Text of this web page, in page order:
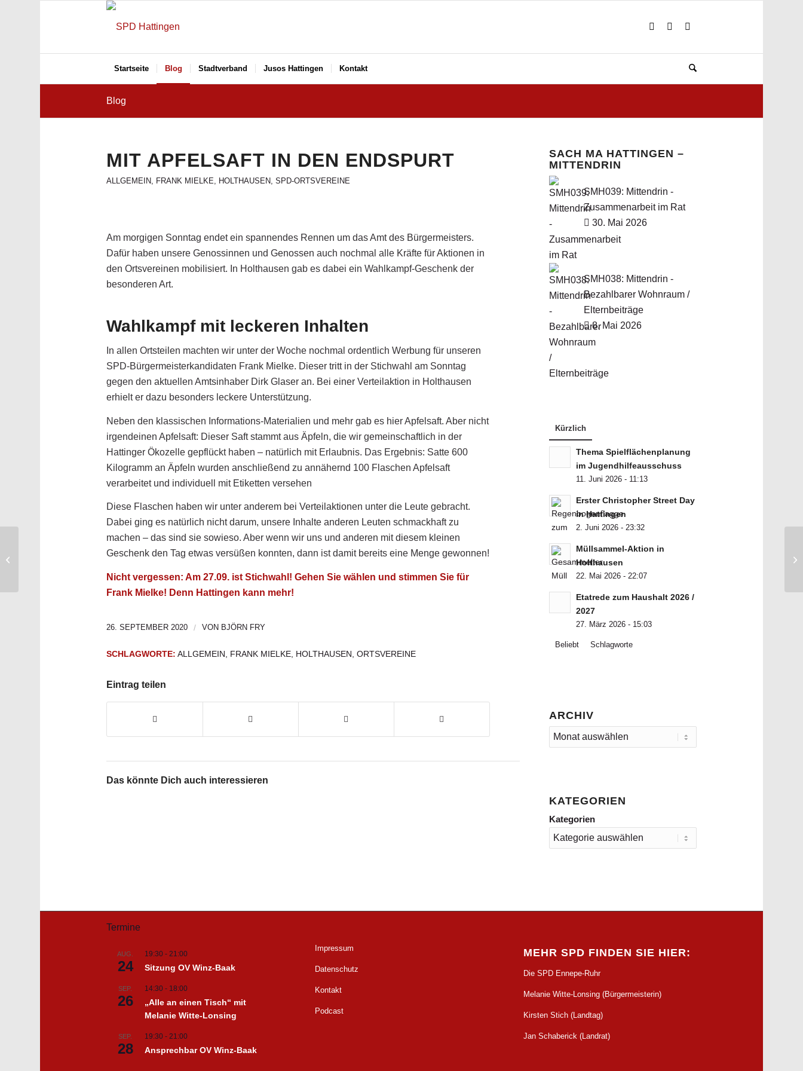
Startseite Blog Stadtverband Jusos Hattingen Kontakt
Blog
MIT APFELSAFT IN DEN ENDSPURT
ALLGEMEIN, FRANK MIELKE, HOLTHAUSEN, SPD-ORTSVEREINE
Am morgigen Sonntag endet ein spannendes Rennen um das Amt des Bürgermeisters.
Dafür haben unsere Genossinnen und Genossen auch nochmal alle Kräfte für Aktionen in
den Ortsvereinen mobilisiert. In Holthausen gab es dabei ein Wahlkampf-Geschenk der
besonderen Art.
Wahlkampf mit leckeren Inhalten
In allen Ortsteilen machten wir unter der Woche nochmal ordentlich Werbung für unseren
SPD-Bürgermeisterkandidaten Frank Mielke. Dieser tritt in der Stichwahl am Sonntag
gegen den aktuellen Amtsinhaber Dirk Glaser an. Bei einer Verteilaktion in Holthausen
erhielt er dazu besonders leckere Unterstützung.
Neben den klassischen Informations-Materialien und mehr gab es hier Apfelsaft. Aber nicht
irgendeinen Apfelsaft: Dieser Saft stammt aus Äpfeln, die wir gemeinschaftlich in der
Hattinger Ökozelle gepflückt haben – natürlich mit Erlaubnis. Das Ergebnis: Satte 600
Kilogramm an Äpfeln wurden anschließend zu annähernd 100 Flaschen Apfelsaft
verarbeitet und individuell mit Etiketten versehen
Diese Flaschen haben wir unter anderem bei Verteilaktionen unter die Leute gebracht.
Dabei ging es natürlich nicht darum, unsere Inhalte anderen Leuten schmackhaft zu
machen – das sind sie sowieso. Aber wenn wir uns und anderen mit diesem kleinen
Geschenk den Tag etwas versüßen konnten, dann ist damit bereits eine Menge gewonnen!
Nicht vergessen: Am 27.09. ist Stichwahl! Gehen Sie wählen und stimmen Sie für
Frank Mielke! Denn Hattingen kann mehr!
26. SEPTEMBER 2020 / VON BJÖRN FRY
SCHLAGWORTE: ALLGEMEIN FRANK MIELKE, HOLTHAUSEN ORTSVEREINE
Eintrag teilen
Das könnte Dich auch interessieren
SACH MA HATTINGEN –
MITTENDRIN
SMH039: Mittendrin -
Zusammenarbeit im Rat
30. Mai 2026
SMH038: Mittendrin -
Bezahlbarer Wohnraum /
Elternbeiträge
8. Mai 2026
Kürzlich
Thema Spielflächenplanung
im Jugendhilfeausschuss
11. Juni 2026 - 11:13
Erster Christopher Street Day
in Hattingen
2. Juni 2026 - 23:32
Müllsammel-Aktion in
Holthausen
22. Mai 2026 - 22:07
Etatrede zum Haushalt 2026 /
2027
27. März 2026 - 15:03
Beliebt Schlagworte
ARCHIV
KATEGORIEN
Kategorien
Termine
19:30-21:00
SEP. 14:30-18:00
Impressum MEHR SPD FINDEN SIE HIER:
Die SPD Ennepe-Ruhr